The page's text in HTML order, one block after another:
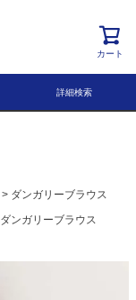
カート
詳細検索
ダンガリーブラウス
ダンガリーブラウス